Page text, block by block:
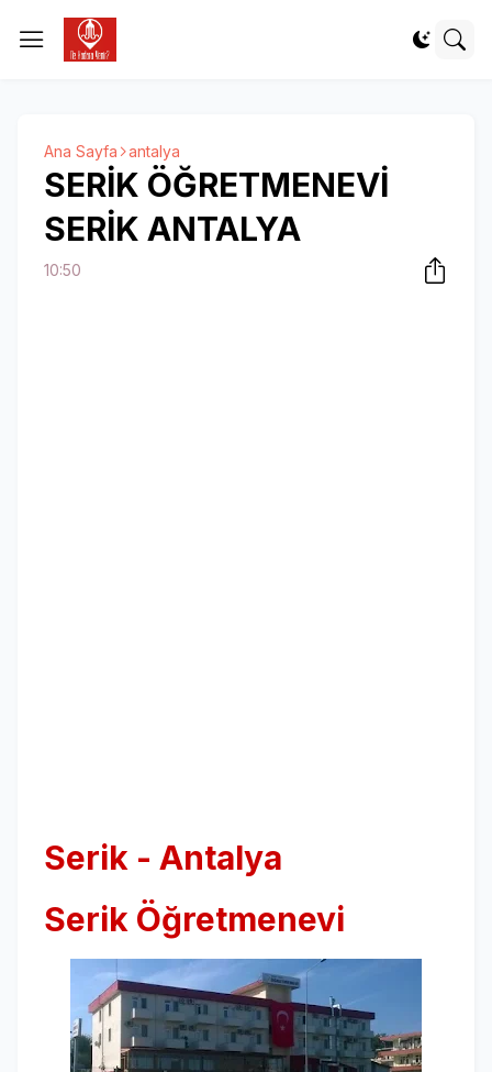
Ana Sayfa antalya
SERİK ÖĞRETMENEVİ
SERİK ANTALYA
10:50
Serik - Antalya
Serik Öğretmenevi